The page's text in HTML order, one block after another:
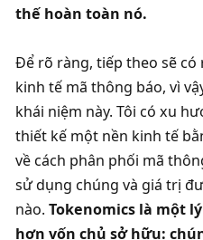
thế hoàn toàn nó.
Để rõ ràng, tiếp theo sẽ
kinh tế mã thông báo, vì
khái niệm này. Tôi có xu
thiết kế một nền kinh tế
về cách phân phối mã
sử dụng chúng và giá trị
nào. Tokenomics là một
hơn vốn chủ sở hữu: